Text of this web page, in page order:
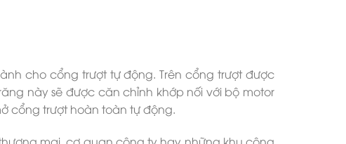
cho cổng trượt tự động. Trên cổng trượt được
này sẽ được căn chỉnh khớp nối với bộ motor
cổng trượt hoàn toàn tự động.